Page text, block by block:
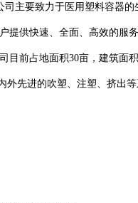
提供快速、全面、高效的服
目前占地面积30亩，建筑面
外先进的吹塑、注塑、挤出